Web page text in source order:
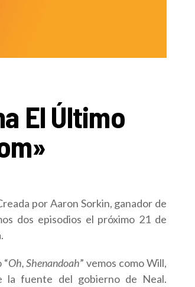
El Último
por Aaron Sorkin, ganador de
dos episodios el próximo 21 de
Oh, Shenandoah” vemos como Will,
la fuente del gobierno de Neal.